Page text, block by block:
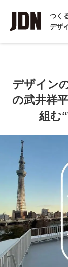
つく
デザ
インタビュ
コラム
デザイン
の武井祥
組む